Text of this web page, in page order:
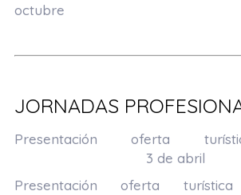
octubre
JORNADAS
Presentación oferta
3 de abril
Presentación oferta